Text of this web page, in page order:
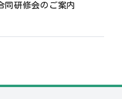
同研修会のご案内